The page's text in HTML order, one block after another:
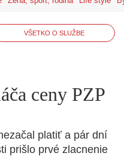
VŠETKO O SLUŽBE
ceny PZP
platiť a pár dní
prišlo prvé zlacnenie